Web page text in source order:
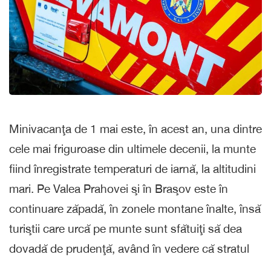
Minivacanţa de 1 mai este, în acest an, una dintre
cele mai friguroase din ultimele decenii, la munte
fiind înregistrate temperaturi de iarnă, la altitudini
mari. Pe Valea Prahovei şi în Braşov este în
continuare zăpadă, în zonele montane înalte, însă
turiştii care urcă pe munte sunt sfătuiţi să dea
dovadă de prudenţă, având în vedere că stratul